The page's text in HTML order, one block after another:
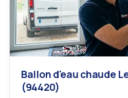
Ballon d'eau chaude
(94420)